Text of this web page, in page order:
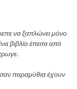
να ξαπλώνει μόνο
βιβλίο έπειτα από
παραμύθια έχουν